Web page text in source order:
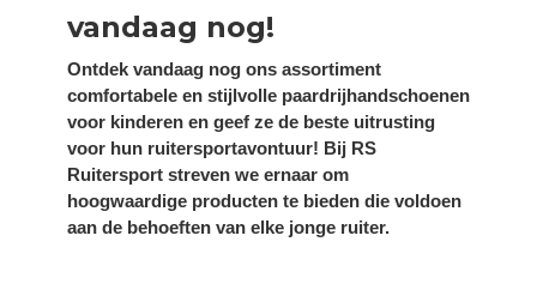
vandaag nog!
Ontdek vandaag nog ons assortiment
comfortabele en stijlvolle paardrijhandschoenen
voor kinderen en geef ze de beste uitrusting
voor hun ruitersportavontuur! Bij RS
Ruitersport streven we ernaar om
hoogwaardige producten te bieden die voldoen
aan de behoeften van elke jonge ruiter.